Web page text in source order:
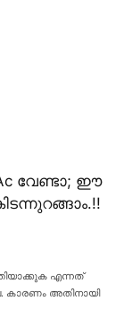
വേണ്ടാ; ഈ
എന്നത്
കാരണം അതിനായി